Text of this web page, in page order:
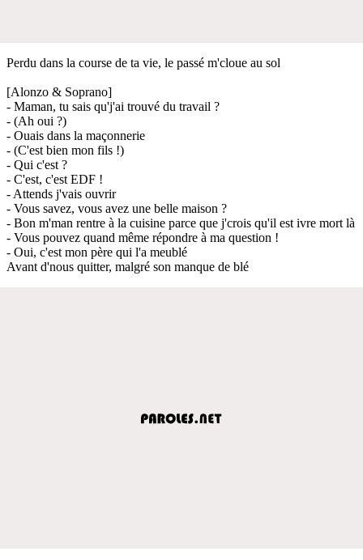
Perdu dans la course de ta vie, le passé m'cloue au sol
[Alonzo & Soprano]
- Maman, tu sais qu'j'ai trouvé du travail ?
- (Ah oui ?)
- Ouais dans la maçonnerie
- (C'est bien mon fils !)
- Qui c'est ?
- C'est, c'est EDF !
- Attends j'vais ouvrir
- Vous savez, vous avez une belle maison ?
- Bon m'man rentre à la cuisine parce que j'crois qu'il est ivre mort là
- Vous pouvez quand même répondre à ma question !
- Oui, c'est mon père qui l'a meublé
Avant d'nous quitter, malgré son manque de blé